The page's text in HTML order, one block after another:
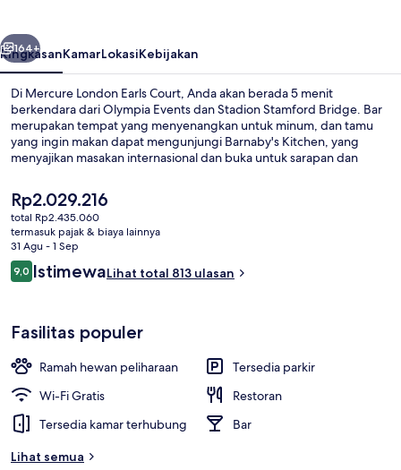
Berikutnya
164+
RingkasanKamarLokasiKebijakan
Di Mercure London Earls Court, Anda akan berada 5 menit
berkendara dari Olympia Events dan Stadion Stamford Bridge. Bar
merupakan tempat yang menyenangkan untuk minum, dan tamu
yang ingin makan dapat mengunjungi Barnaby's Kitchen, yang
menyajikan masakan internasional dan buka untuk sarapan dan
Sejarah Alam hanya berjarak 5 menit berkendara.Properti ini berada
dekat dengan transportasi umum: Stasiun Bawah Tanah West
Brompton berjarak 4 menit dan Stasiun Bawah Tanah Earls Court
berjarak 8 menit.
Harga
saat
ini
Rp2.029.216
Rp2.029.216
total Rp2.435.060
termasuk pajak & biaya lainnya
31 Agu - 1 Sep
Ulasan
9,09,0 dari 10
IstimewaLihat total 813 ulasan
Fasilitas populer
Ramah hewan peliharaan
Tersedia parkir
Wi-Fi Gratis
Restoran
Tersedia kamar terhubung
Bar
Lihat semua